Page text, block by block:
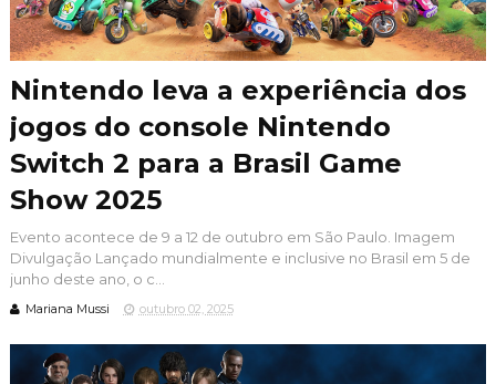
Nintendo leva a experiência dos
jogos do console Nintendo
Switch 2 para a Brasil Game
Show 2025
Evento acontece de 9 a 12 de outubro em São Paulo. Imagem
Divulgação Lançado mundialmente e inclusive no Brasil em 5 de
junho deste ano, o c...
Mariana Mussi outubro 02, 2025